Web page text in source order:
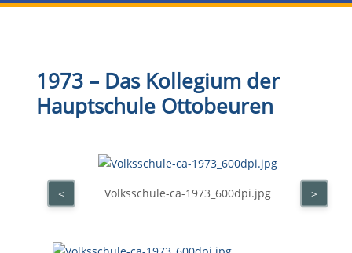
p
1973 – Das Kollegium der
Hauptschule Ottobeuren
Volksschule-ca-1973_600dpi.jpg
< >